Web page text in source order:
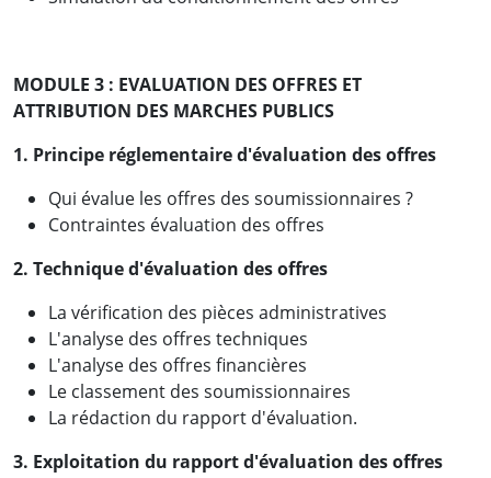
MODULE 3 : EVALUATION DES OFFRES ET
ATTRIBUTION DES MARCHES PUBLICS
1. Principe réglementaire d'évaluation des offres
Qui évalue les offres des soumissionnaires ?
Contraintes évaluation des offres
2. Technique d'évaluation des offres
La vérification des pièces administratives
L'analyse des offres techniques
L'analyse des offres financières
Le classement des soumissionnaires
La rédaction du rapport d'évaluation.
3. Exploitation du rapport d'évaluation des offres